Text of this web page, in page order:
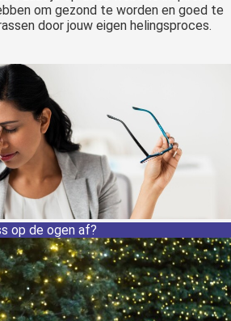
om gezond te worden en goed te
door jouw eigen helingsproces.
op de ogen af?